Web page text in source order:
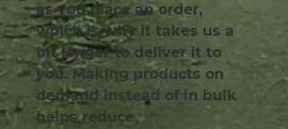
as you place an order,
which is why it takes us a
bit longer to deliver it to
you. Making products on
demand instead of in bulk
helps reduce